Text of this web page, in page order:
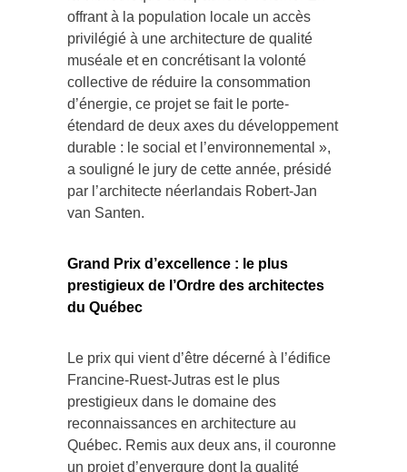
offrant à la population locale un accès
privilégié à une architecture de qualité
muséale et en concrétisant la volonté
collective de réduire la consommation
d’énergie, ce projet se fait le porte-
étendard de deux axes du développement
durable : le social et l’environnemental »,
a souligné le jury de cette année, présidé
par l’architecte néerlandais Robert-Jan
van Santen.
Grand Prix d’excellence : le plus
prestigieux de l’Ordre des architectes
du Québec
Le prix qui vient d’être décerné à l’édifice
Francine-Ruest-Jutras est le plus
prestigieux dans le domaine des
reconnaissances en architecture au
Québec. Remis aux deux ans, il couronne
un projet d’envergure dont la qualité